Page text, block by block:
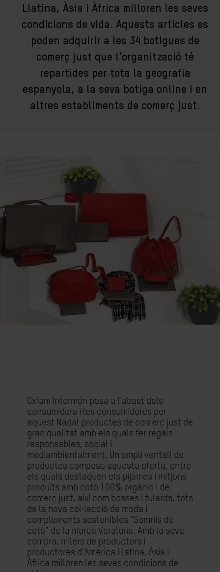
Llatina, Àsia i Àfrica milloren les seves
condicions de vida. Aquests articles es
poden adquirir a les 34 botigues de
comerç just que l'organització té
repartides per tota la geografia
espanyola, a la seva botiga online i en
altres establiments de comerç just.
Oxfam Intermón posa a l'abast dels
consumidors i les consumidores per
aquest Nadal productes de comerç just de
gran qualitat amb els quals fer regals
responsables, social i
mediambientalment. Un ampli ventall de
productes composa aquesta oferta, entre
els quals destaquen els pijames i mitjons
produïts amb cotó 100% orgànic i de
comerç just, així com bosses i fulards, tots
de la nova col·lecció de moda i
complements sostenibles "Somnis de
cotó" de la marca Veraluna. Amb la seva
compra, milers de productors i
productores d'Amèrica Llatina, Àsia i
Àfrica milloren les seves condicions de